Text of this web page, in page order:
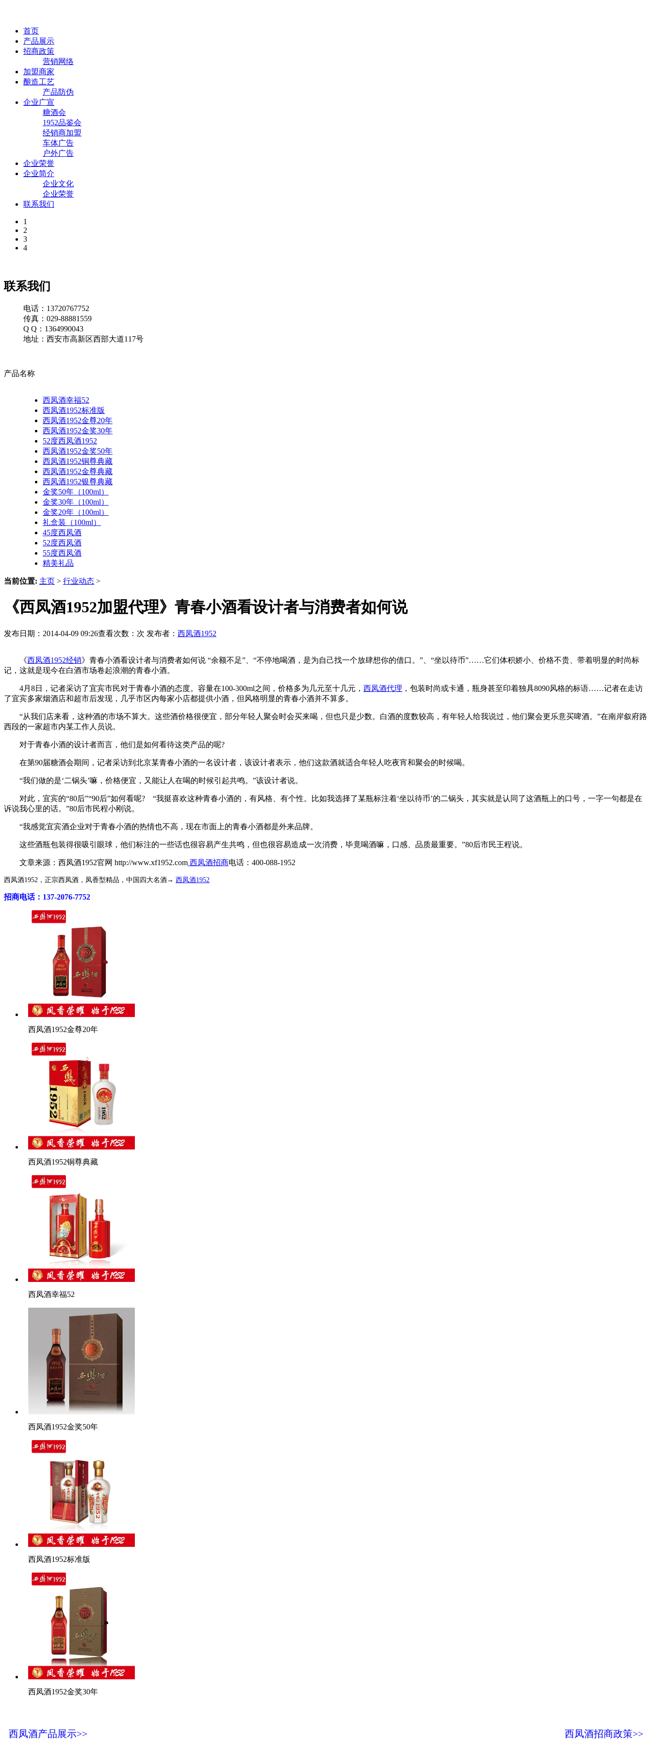
首页
产品展示
招商政策
营销网络
加盟商家
酿造工艺
产品防伪
企业广宣
糖酒会
1952品鉴会
经销商加盟
车体广告
户外广告
企业荣誉
企业简介
企业文化
企业荣誉
联系我们
1
2
3
4
联系我们
电话：13720767752
传真：029-88881559
Q Q：1364990043
地址：西安市高新区西部大道117号
产品名称
西凤酒幸福52
西凤酒1952标准版
西凤酒1952金尊20年
西凤酒1952金奖30年
52度西凤酒1952
西凤酒1952金奖50年
西凤酒1952铜尊典藏
西凤酒1952金尊典藏
西凤酒1952银尊典藏
金奖50年（100ml）
金奖30年（100ml）
金奖20年（100ml）
礼盒装（100ml）
45度西凤酒
52度西凤酒
55度西凤酒
精美礼品
当前位置: 主页 > 行业动态 >
《西凤酒1952加盟代理》青春小酒看设计者与消费者如何说
发布日期：2014-04-09 09:26查看次数： 次 发布者： 西凤酒1952
《西凤酒1952经销》青春小酒看设计者与消费者如何说 “余额不足”、“不停地喝酒，是为自己找一个放肆想你的借口。”、“坐以待币”……它们体积娇小、价格不贵、带着明显的时尚标
记，这就是现今在白酒市场卷起浪潮的青春小酒。
4月8日，记者采访了宜宾市民对于青春小酒的态度。容量在100-300ml之间，价格多为几元至十几元， 西凤酒代理 ，包装时尚或卡通，瓶身甚至印着独具8090风格的标语……记者在走访
了宜宾多家烟酒店和超市后发现，几乎市区内每家小店都提供小酒，但风格明显的青春小酒并不算多。
“从我们店来看，这种酒的市场不算大。这些酒价格很便宜，部分年轻人聚会时会买来喝，但也只是少数。白酒的度数较高，有年轻人给我说过，他们聚会更乐意买啤酒。”在南岸叙府路
西段的一家超市内某工作人员说。
对于青春小酒的设计者而言，他们是如何看待这类产品的呢?
在第90届糖酒会期间，记者采访到北京某青春小酒的一名设计者，该设计者表示，他们这款酒就适合年轻人吃夜宵和聚会的时候喝。
“我们做的是‘二锅头’嘛，价格便宜，又能让人在喝的时候引起共鸣。”该设计者说。
对此，宜宾的“80后”“90后”如何看呢? “我挺喜欢这种青春小酒的，有风格、有个性。比如我选择了某瓶标注着‘坐以待币’的二锅头，其实就是认同了这酒瓶上的口号，一字一句都是在
诉说我心里的话。”80后市民程小刚说。
“我感觉宜宾酒企业对于青春小酒的热情也不高，现在市面上的青春小酒都是外来品牌。
这些酒瓶包装得很吸引眼球，他们标注的一些话也很容易产生共鸣，但也很容易造成一次消费，毕竟喝酒嘛，口感、品质最重要。”80后市民王程说。
文章来源：西凤酒1952官网 http://www.xf1952.com 西凤酒招商电话：400-088-1952
西凤酒1952，正宗西凤酒，凤香型精品，中国四大名酒→ 西凤酒1952
招商电话：137-2076-7752
西凤酒1952金尊20年
西凤酒1952铜尊典藏
西凤酒幸福52
西凤酒1952金奖50年
西凤酒1952标准版
西凤酒1952金奖30年
西凤酒产品展示>> 西凤酒招商政策>>